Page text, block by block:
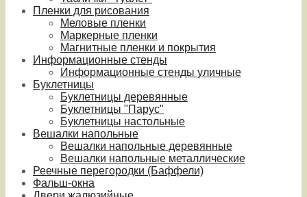
Пленки для рисования
Меловые пленки
Маркерные пленки
Магнитные пленки и покрытия
Информационные стенды
Информационные стенды уличные
Буклетницы
Буклетницы деревянные
Буклетницы "Парус"
Буклетницы настольные
Вешалки напольные
Вешалки напольные деревянные
Вешалки напольные металлические
Реечные перегородки (Баффели)
Фальш-окна